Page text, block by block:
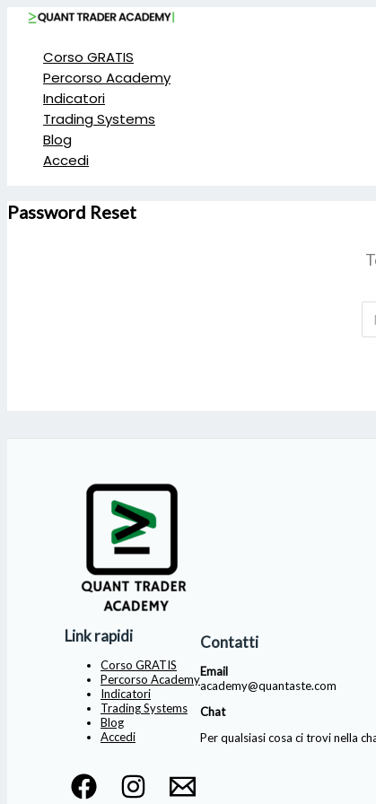
Corso GRATIS
Percorso Academy
Indicatori
Trading Systems
Blog
Accedi
Password Reset
Link rapidi
Corso GRATIS
Percorso Academy
Indicatori
Trading Systems
Blog
Accedi
Contatti
Email
academy@quantaste.com
Chat
Per qualsiasi cosa ci trovi nella